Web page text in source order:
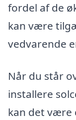
fordel af de
kan være
vedvarende
Når du står
installere
kan det være